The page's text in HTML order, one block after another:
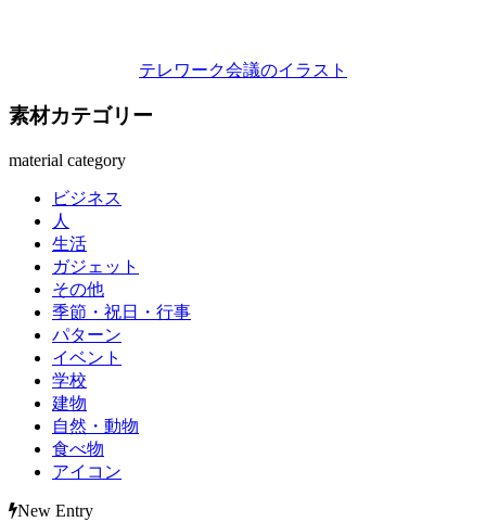
テレワーク会議のイラスト
素材カテゴリー
material category
ビジネス
人
生活
ガジェット
その他
季節・祝日・行事
パターン
イベント
学校
建物
自然・動物
食べ物
アイコン
New Entry